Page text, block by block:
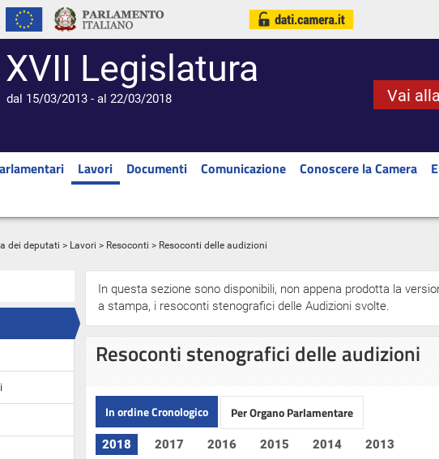
XVII Legislatura
dal 15/03/2013 - al 22/03/2018 Vai
Lavori Documenti Comunicazione Conoscere la Camera
dei deputati > Lavori > Resoconti > Resoconti delle audizioni
In questa sezione sono disponibili, non appena prodotta la
a stampa, i resoconti stenografici delle Audizioni svolte.
Resoconti stenografici delle audizioni
In ordine Cronologico Per Organo Parlamentare
2018 2017 2016 2015 2014 2013